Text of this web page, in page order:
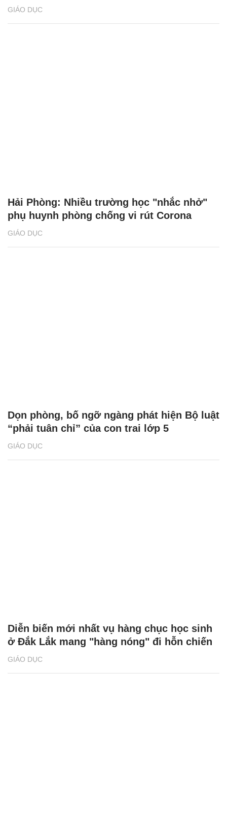
GIÁO DỤC
GIÁO DỤC
Hải Phòng: Nhiều trường học "nhắc nhở"
phụ huynh phòng chống vi rút Corona
GIÁO DỤC
Dọn phòng, bố ngỡ ngàng phát hiện Bộ luật
“phải tuân chỉ” của con trai lớp 5
GIÁO DỤC
Diễn biến mới nhất vụ hàng chục học sinh
ở Đắk Lắk mang "hàng nóng" đi hỗn chiến